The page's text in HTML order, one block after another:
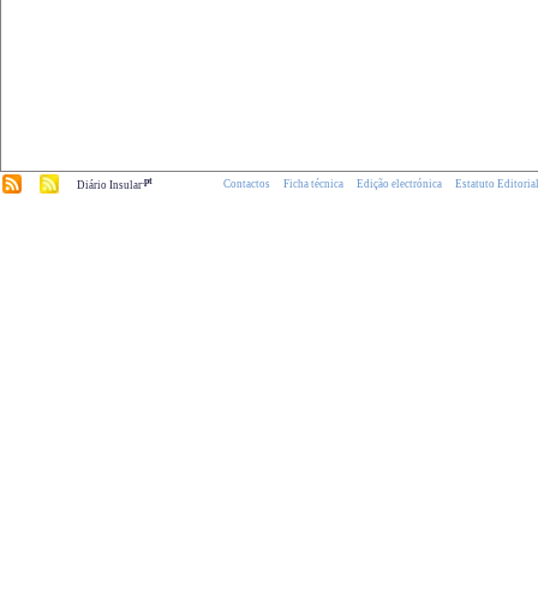
Diário Insular.pt Contactos Ficha técnica Edição electrónica Estatuto Editorial